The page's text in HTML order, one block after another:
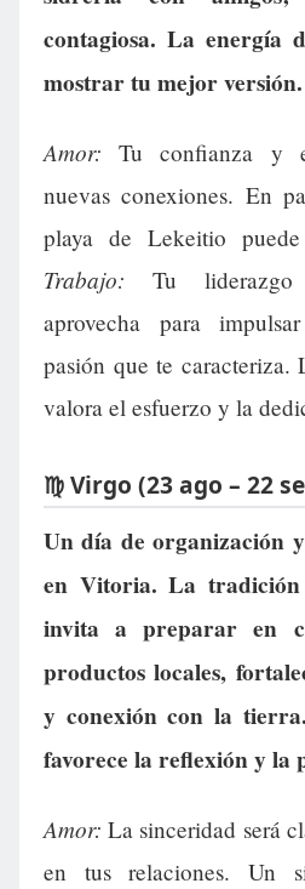
contagiosa. La energía
mostrar tu mejor versión.
Amor: Tu confianza y
nuevas conexiones. En
playa de Lekeitio
Trabajo: Tu liderazgo
aprovecha para
pasión que te caracteriza.
valora el esfuerzo y la
♍ Virgo (23 ago – 22
Un día de organización
en Vitoria. La
invita a preparar en
productos locales,
y conexión con la
favorece la reflexión y la
Amor: La sinceridad será
en tus relaciones. Un